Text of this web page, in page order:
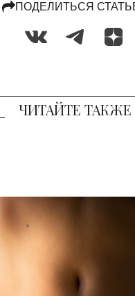
ПОДЕЛИТЬСЯ
ЧИТАЙТЕ ТАКЖЕ